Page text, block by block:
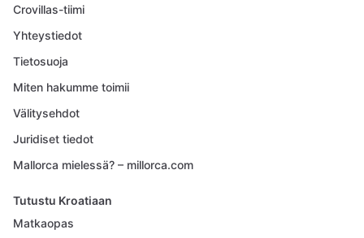
Crovillas-tiimi
Yhteystiedot
Tietosuoja
Miten hakumme toimii
Välitysehdot
Juridiset tiedot
Mallorca mielessä? – millorca.com
Tutustu Kroatiaan
Matkaopas